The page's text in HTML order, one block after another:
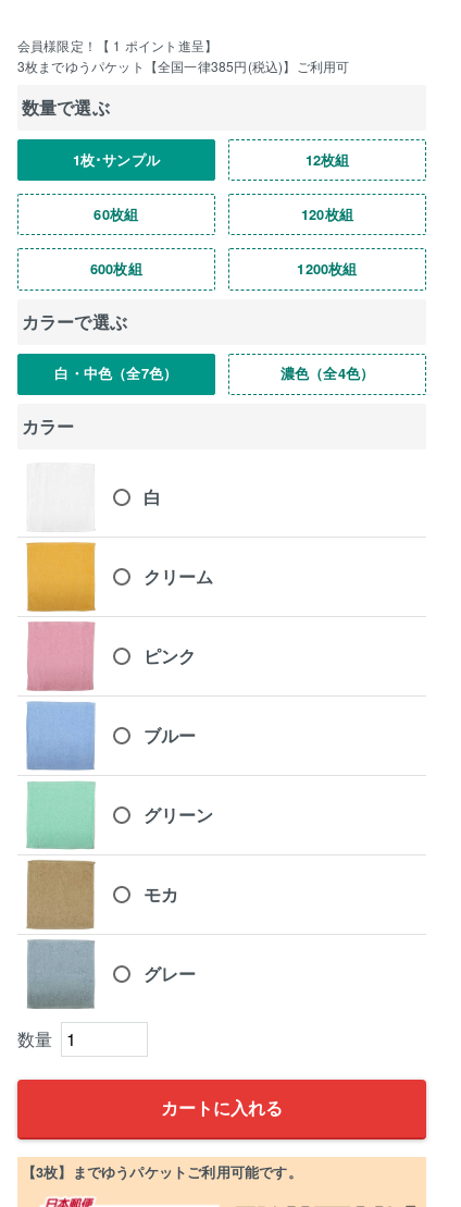
会員様限定！【 1 ポイント進呈】
3枚までゆうパケット【全国一律385円(税込)】ご利用可
数量で選ぶ
1枚･サンプル 12枚組
60枚組 120枚組
600枚組 1200枚組
カラーで選ぶ
白・中色（全7色） 濃色（全4色）
カラー
白
クリーム
ピンク
ブルー
グリーン
モカ
グレー
カートに入れる
【3枚】までゆうパケットご利用可能です。